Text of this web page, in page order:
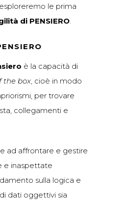
le prima
di PENSIERO.
è la capacità di
the box, cioè in modo
per trovare
collegamenti e
ad affrontare e gestire
e inaspettate
sulla logica e
dati oggettivi sia